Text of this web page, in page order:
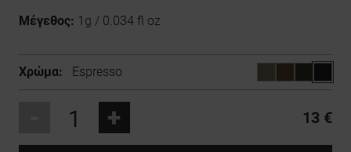
Μέγεθος: 1g / 0.034 fl oz
Χρώμα: Espresso
+ 13 €